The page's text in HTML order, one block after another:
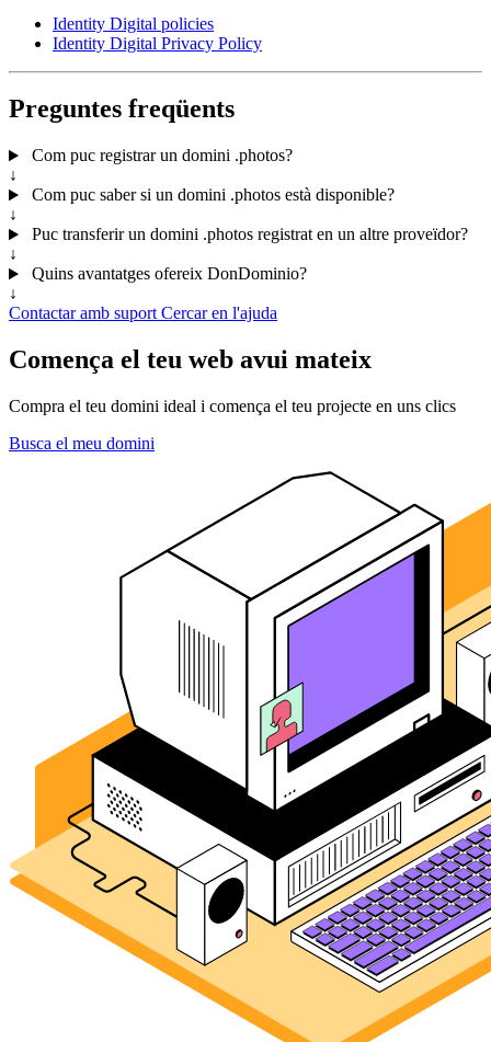
Identity Digital policies
Identity Digital Privacy Policy
Preguntes freqüents
Com puc registrar un domini .photos?
↓
Com puc saber si un domini .photos està disponible?
↓
Puc transferir un domini .photos registrat en un altre proveïdor?
↓
Quins avantatges ofereix DonDominio?
↓
Contactar amb suport Cercar en l'ajuda
Comença el teu web avui mateix
Compra el teu domini ideal i comença el teu projecte en uns clics
Busca el meu domini